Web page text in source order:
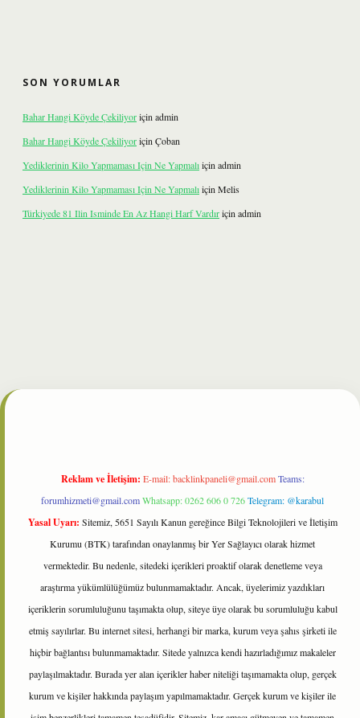
SON YORUMLAR
Bahar Hangi Köyde Çekiliyoriçin admin
Bahar Hangi Köyde Çekiliyoriçin Çoban
Yediklerinin Kilo Yapmaması Için Ne Yapmalıiçin admin
Yediklerinin Kilo Yapmaması Için Ne Yapmalıiçin Melis
Türkiyede 81 Ilin Isminde En Az Hangi Harf Vardıriçin admin
Reklam ve İletişim: E-mail:backlinkpaneli@gmail.com Teams:
forumhizmeti@gmail.comWhatsapp: 0262 606 0 726Telegram: @karabul
Yasal Uyarı: Sitemiz, 5651 Sayılı Kanun gereğince Bilgi Teknolojileri ve İletişim
Kurumu (BTK) tarafından onaylanmış bir Yer Sağlayıcı olarak hizmet
vermektedir. Bu nedenle, sitedeki içerikleri proaktif olarak denetleme veya
araştırma yükümlülüğümüz bulunmamaktadır. Ancak, üyelerimiz yazdıkları
içeriklerin sorumluluğunu taşımakta olup, siteye üye olarak bu sorumluluğu kabul
etmiş sayılırlar. Bu internet sitesi, herhangi bir marka, kurum veya şahıs şirketi ile
hiçbir bağlantısı bulunmamaktadır. Sitede yalnızca kendi hazırladığımız makaleler
paylaşılmaktadır. Burada yer alan içerikler haber niteliği taşımamakta olup, gerçek
kurum ve kişiler hakkında paylaşım yapılmamaktadır. Gerçek kurum ve kişiler ile